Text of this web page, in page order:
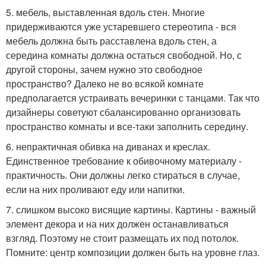
5. мебель, выставленная вдоль стен. Многие
придерживаются уже устаревшего стереотипа - вся
мебель должна быть расставлена вдоль стен, а
середина комнаты должна остаться свободной. Но, с
другой стороны, зачем нужно это свободное
пространство? Далеко не во всякой комнате
предполагается устраивать вечеринки с танцами. Так что
дизайнеры советуют сбалансированно организовать
пространство комнаты и все-таки заполнить середину.
6. непрактичная обивка на диванах и креслах.
Единственное требование к обивочному материалу -
практичность. Они должны легко стираться в случае,
если на них проливают еду или напитки.
7. слишком высоко висящие картины. Картины - важный
элемент декора и на них должен останавливаться
взгляд. Поэтому не стоит размещать их под потолок.
Помните: центр композиции должен быть на уровне глаз.